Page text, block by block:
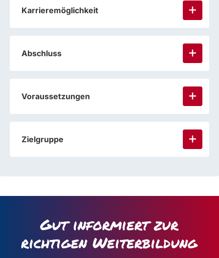
Karrieremöglichkeit
Abschluss
Voraussetzungen
Zielgruppe
Gut informiert zur
richtigen Weiterbildung